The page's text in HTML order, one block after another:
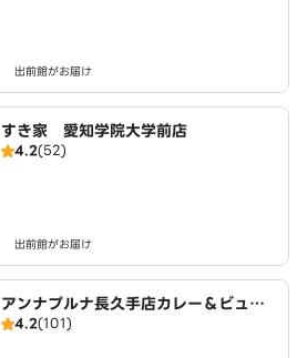
出前館がお届け
すき家 愛知学院大学前店
4.2(52)
出前館がお届け
アンナプルナ長久手店カレー＆ビュッ
フェ
4.2(101)